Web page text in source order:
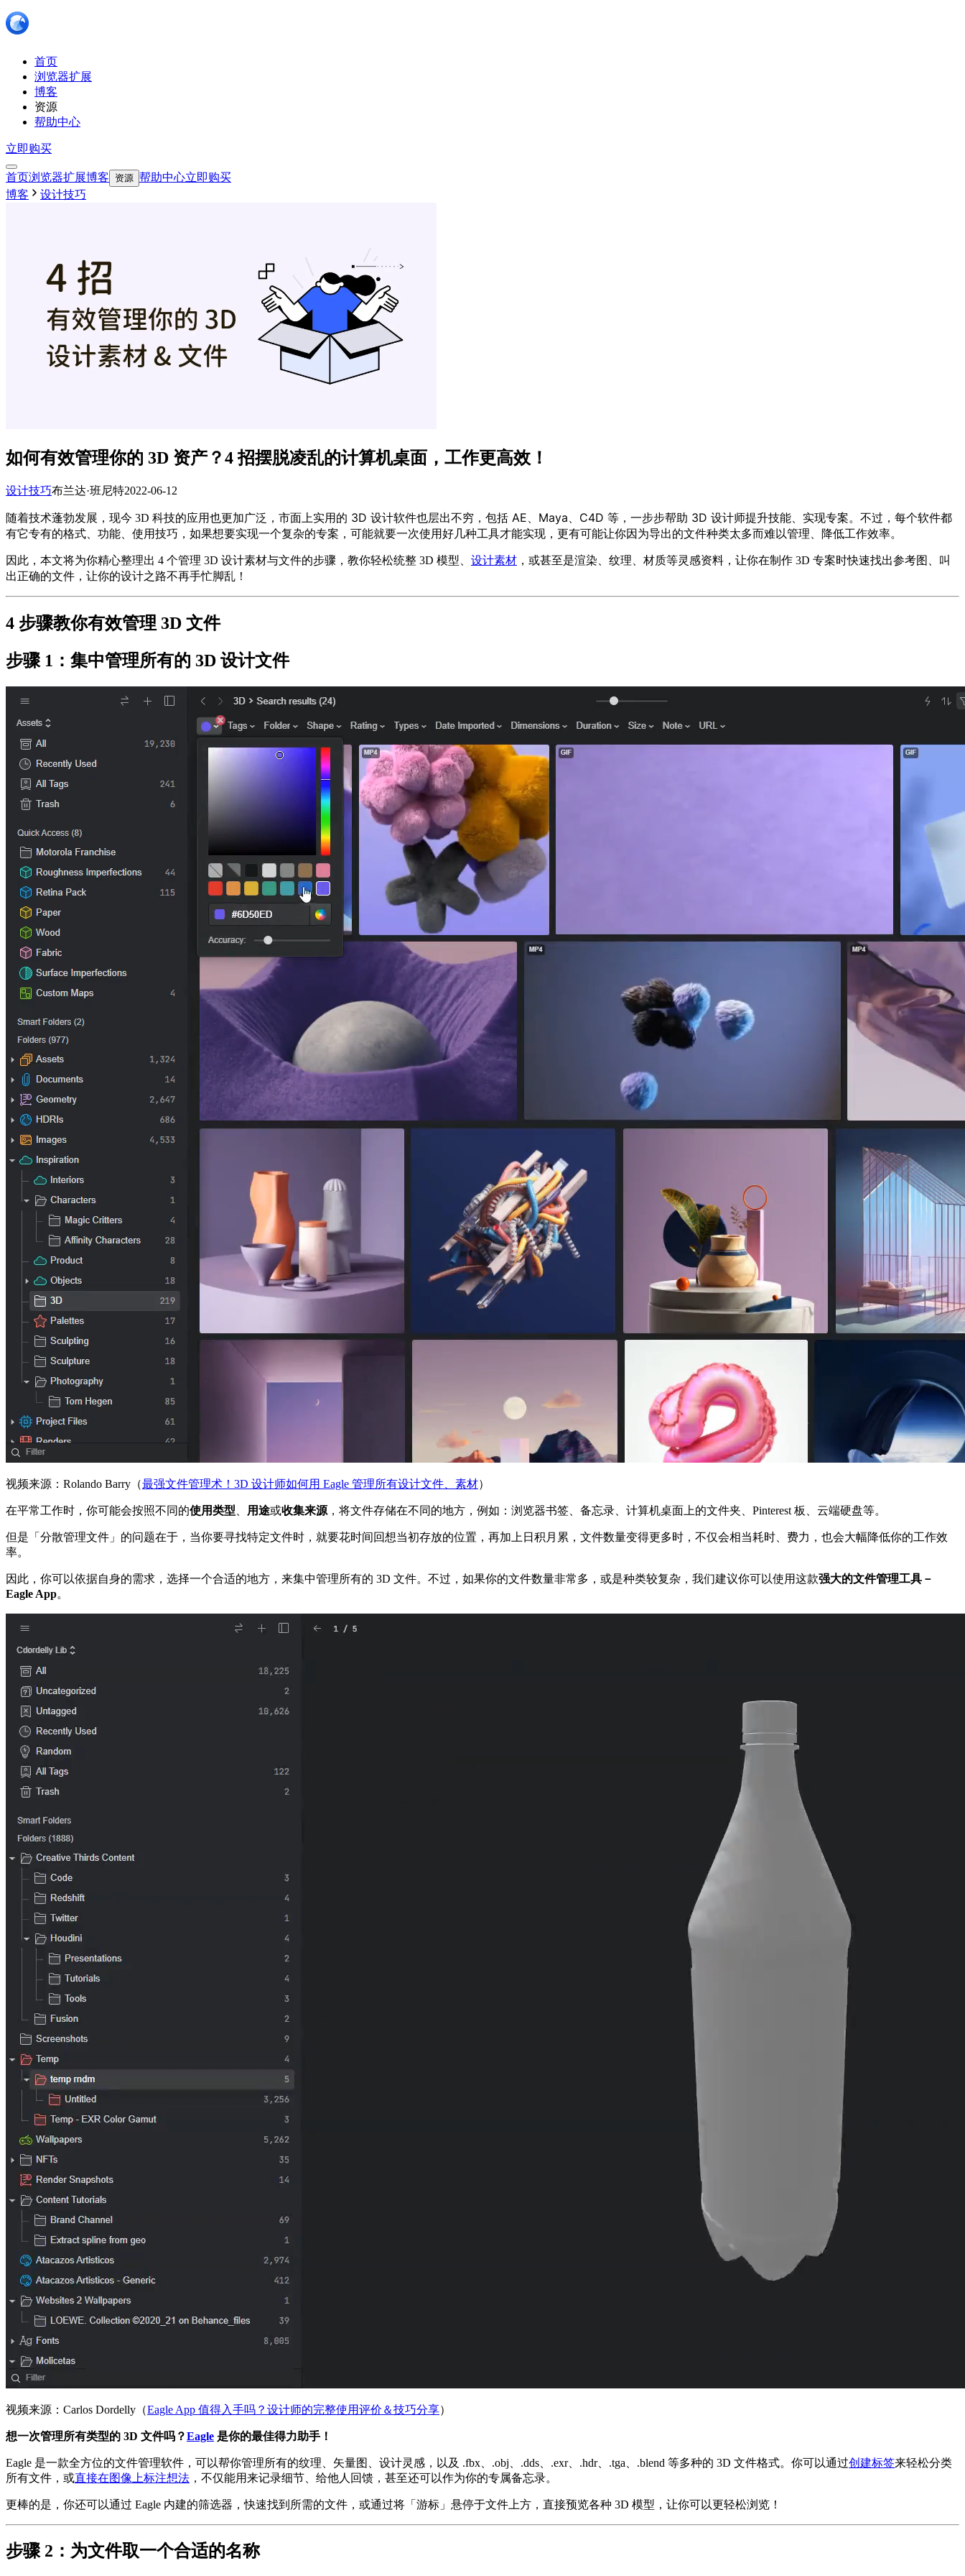
首页
浏览器扩展
博客
资源
帮助中心
立即购买
首页浏览器扩展博客 资源 帮助中心立即购买
博客
设计技巧
如何有效管理你的 3D 资产？4 招摆脱凌乱的计算机桌面，工作更高效！
设计技巧布兰达·班尼特2022-06-12
随着技术蓬勃发展，现今 3D 科技的应用也更加广泛， 市面上实用的 3D 设计软件也层出不穷，包括 AE、Maya、C4D 等，一步步帮助 3D 设计师提升技能、实现专案。不过，每个软件都
有它专有的格式、功能、使用技巧，如果想要实现一个复杂的专案，可能就要一次使用好几种工具才能实现，更有可能让你因为导出的文件种类太多而难以管理、降低工作效率。
因此，本文将为你精心整理出 4 个管理 3D 设计素材与文件的步骤，教你轻松统整 3D 模型、 设计素材 ，或甚至是渲染、纹理、材质等灵感资料，让你在制作 3D 专案时快速找出参考图、叫
出正确的文件 ，让你的设计之路不再手忙脚乱！
4 步骤教你有效管理 3D 文件
步骤 1：集中管理所有的 3D 设计文件
视频来源：Rolando Barry（最强文件管理术！3D 设计师如何用 Eagle 管理所有设计文件、素材）
在平常工作时，你可能会按照不同的使用类型 用途或收集来源 ，将文件存储在不同的地方，例如：浏览器书签、备忘录、计算机桌面上的文件夹、Pinterest 板、云端硬盘等。
但是「分散管理文件」的问题在于，当你要寻找特定文件时，就要花时间回想当初存放的位置，再加上日积月累，文件数量变得更多时，不仅会相当耗时、费力，也会大幅降低你的工作效
率。
因此，你可以依据自身的需求，选择一个合适的地方，来集中管理所有的 3D 文件。不过，如果你的文件数量非常多，或是种类较复杂，我们建议你可以使用这款强大的文件管理工具－
Eagle App。
视频来源：Carlos Dordelly（Eagle App 值得入手吗？设计师的完整使用评价＆技巧分享）
想一次管理所有类型的 3D 文件吗？Eagle 是你的最佳得力助手！
Eagle 是一款全方位的文件管理软件，可以帮你管理所有的纹理、矢量图、设计灵感，以及 .fbx、.obj、.dds、.exr、.hdr、.tga、.blend 等多种的 3D 文件格式。你可以通过创建标签来轻松分类
所有文件，或直接在图像上标注想法 ，不仅能用来记录细节、给他人回馈，甚至还可以作为你的专属备忘录。
更棒的是，你还可以通过 Eagle 内建的筛选器，快速找到所需的文件，或通过将「游标」悬停于文件上方，直接预览各种 3D 模型，让你可以更轻松浏览！
步骤 2：为文件取一个合适的名称